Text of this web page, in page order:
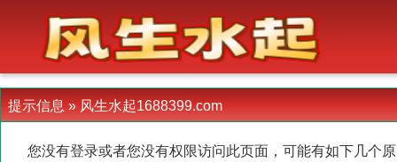
提示信息 » 风生水起1688399.com
您没有登录或者您没有权限访问此页面，可能有如下几个